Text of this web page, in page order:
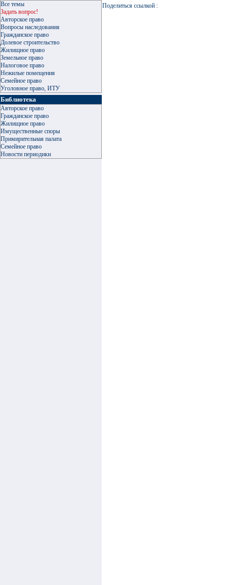
Все темы
Задать вопрос!
Авторское право
Вопросы наследования
Гражданское право
Долевое строительство
Жилищное право
Земельное право
Налоговое право
Нежилые помещения
Семейное право
Уголовное право, ИТУ
Библиотека
Авторское право
Гражданское право
Жилищное право
Имущественные споры
Примирительная палата
Семейное право
Новости периодики
Поделиться ссылкой :